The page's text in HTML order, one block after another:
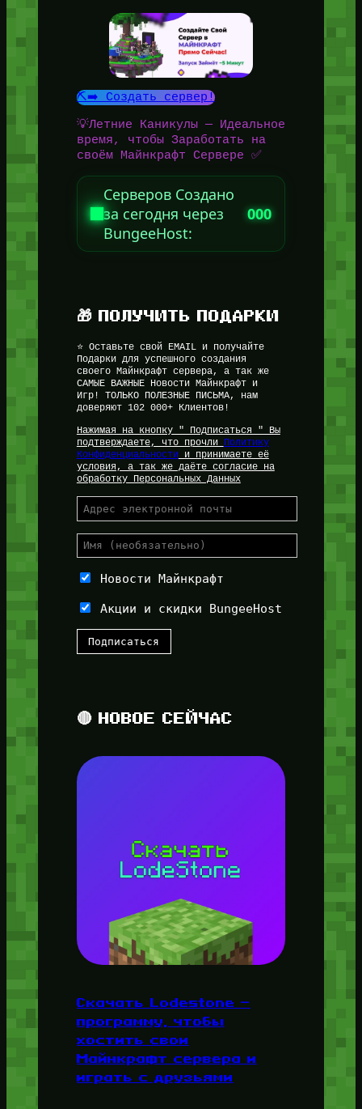
⛏️➡️ Создать сервер!
💡Летние Каникулы — Идеальное
время, чтобы Заработать на
своём Майнкрафт Сервере ✅
Серверов Создано
за сегодня через
BungeeHost:
000
🎁 ПОЛУЧИТЬ ПОДАРКИ
⭐ Оставьте свой EMAIL и получайте
Подарки для успешного создания
своего Майнкрафт сервера, а так же
САМЫЕ ВАЖНЫЕ Новости Майнкрафт и
Игр! ТОЛЬКО ПОЛЕЗНЫЕ ПИСЬМА, нам
доверяют 102 000+ Клиентов!
Нажимая на кнопку " Подписаться " Вы
подтверждаете, что прочли Политику
Конфиденциальностии принимаете её
условия, а так же даёте согласие на
обработку Персональных Данных
Новости Майнкрафт
Акции и скидки BungeeHost
🔴 НОВОЕ СЕЙЧАС
Скачать Lodestone —
программу, чтобы
хостить свои
Майнкрафт сервера и
играть с друзьями